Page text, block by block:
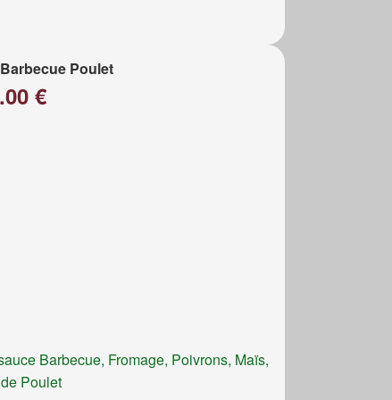
Poulet
€
Barbecue, Fromage, Poivrons, Maïs,
Poulet